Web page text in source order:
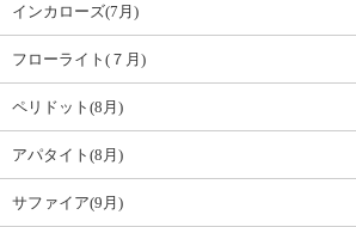
インカローズ(7月)
フローライト(７月)
ペリドット(8月)
アパタイト(8月)
サファイア(9月)